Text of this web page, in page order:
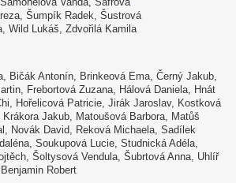
Šumpík Radek, Šustrová
Wild Lukáš, Zdvořilá Kamila
Bičák Antonín, Brinkeová Ema, Černý Jakub,
Frebortová Zuzana, Hálová Daniela, Hnát
Hořelicová Patricie, Jirák Jaroslav, Kostková
Jakub, Matoušová Barbora, Matůš
Novák David, Reková Michaela, Sadílek
Soukupová Lucie, Studnická Adéla,
Šoltysová Vendula, Šubrtová Anna, Uhlíř
Robert